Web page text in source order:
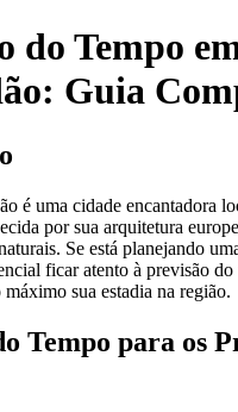
do Tempo
Guia
é uma cidade encantadora
por sua arquitetura
Se está planejando
ficar atento à previsão
sua estadia na região.
Tempo para os